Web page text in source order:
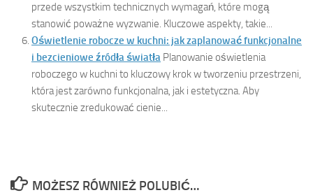
przede wszystkim technicznych wymagań, które mogą
stanowić poważne wyzwanie. Kluczowe aspekty, takie...
Oświetlenie robocze w kuchni: jak zaplanować funkcjonalne
i bezcieniowe źródła światła Planowanie oświetlenia
roboczego w kuchni to kluczowy krok w tworzeniu przestrzeni,
która jest zarówno funkcjonalna, jak i estetyczna. Aby
skutecznie zredukować cienie...
MOŻESZ RÓWNIEŻ POLUBIĆ…